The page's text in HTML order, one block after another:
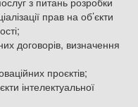
прав на об’єкти
договорів, визначення
проєктів;
інтелектуальної